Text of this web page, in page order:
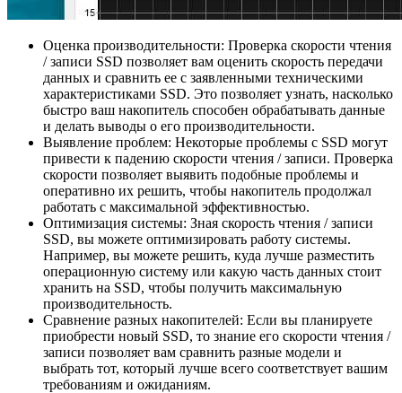
Оценка производительности: Проверка скорости чтения
/ записи SSD позволяет вам оценить скорость передачи
данных и сравнить ее с заявленными техническими
характеристиками SSD. Это позволяет узнать, насколько
быстро ваш накопитель способен обрабатывать данные
и делать выводы о его производительности.
Выявление проблем: Некоторые проблемы с SSD могут
привести к падению скорости чтения / записи. Проверка
скорости позволяет выявить подобные проблемы и
оперативно их решить, чтобы накопитель продолжал
работать с максимальной эффективностью.
Оптимизация системы: Зная скорость чтения / записи
SSD, вы можете оптимизировать работу системы.
Например, вы можете решить, куда лучше разместить
операционную систему или какую часть данных стоит
хранить на SSD, чтобы получить максимальную
производительность.
Сравнение разных накопителей: Если вы планируете
приобрести новый SSD, то знание его скорости чтения /
записи позволяет вам сравнить разные модели и
выбрать тот, который лучше всего соответствует вашим
требованиям и ожиданиям.